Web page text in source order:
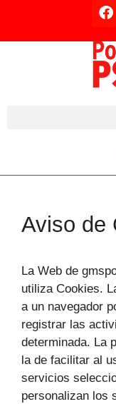
Aviso de
La Web de
utiliza Cookies.
a un navegador
registrar las
determinada. La
la de facilitar al
servicios
personalizan los